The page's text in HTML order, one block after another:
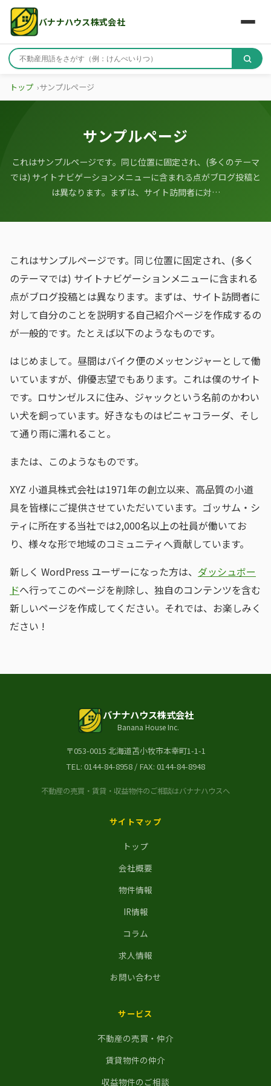
バナナハウス株式会社
トップ サンプルページ
サンプルページ
これはサンプルページです。同じ位置に固定され、(多くのテーマ
では) サイトナビゲーションメニューに含まれる点がブログ投稿と
は異なります。まずは、サイト訪問者に対…
これはサンプルページです。同じ位置に固定され、(多く
のテーマでは) サイトナビゲーションメニューに含まれる
点がブログ投稿とは異なります。まずは、サイト訪問者に
対して自分のことを説明する自己紹介ページを作成するの
が一般的です。たとえば以下のようなものです。
はじめまして。昼間はバイク便のメッセンジャーとして働
いていますが、俳優志望でもあります。これは僕のサイト
です。ロサンゼルスに住み、ジャックという名前のかわい
い犬を飼っています。好きなものはピニャコラーダ、そし
て通り雨に濡れること。
または、このようなものです。
XYZ 小道具株式会社は1971年の創立以来、高品質の小道
具を皆様にご提供させていただいています。ゴッサム・シ
ティに所在する当社では2,000名以上の社員が働いてお
り、様々な形で地域のコミュニティへ貢献しています。
新しく WordPress ユーザーになった方は、 ダッシュボー
ドへ行ってこのページを削除し、独自のコンテンツを含む
新しいページを作成してください。それでは、お楽しみく
ださい !
バナナハウス株式会社
Banana House Inc.
〒053-0015 北海道苫小牧市本幸町1-1-1
TEL: 0144-84-8958 / FAX: 0144-84-8948
不動産の売買・賃貸・収益物件のご相談はバナナハウスへ
サイトマップ
トップ
会社概要
物件情報
IR情報
コラム
求人情報
お問い合わせ
サービス
不動産の売買・仲介
賃貸物件の仲介
収益物件のご相談